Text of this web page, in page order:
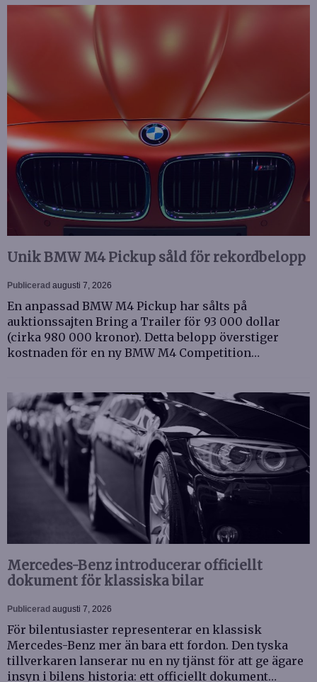
Unik BMW M4 Pickup såld för rekordbelopp
Publicerad augusti 7, 2026
En anpassad BMW M4 Pickup har sålts på
auktionssajten Bring a Trailer för 93 000 dollar
(cirka 980 000 kronor). Detta belopp överstiger
kostnaden för en ny BMW M4 Competition…
Mercedes-Benz introducerar officiellt
dokument för klassiska bilar
Publicerad augusti 7, 2026
För bilentusiaster representerar en klassisk
Mercedes-Benz mer än bara ett fordon. Den tyska
tillverkaren lanserar nu en ny tjänst för att ge ägare
insyn i bilens historia: ett officiellt dokument…